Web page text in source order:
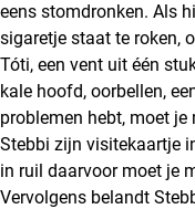
eens stomdronken. Als
sigaretje staat te roken,
Tóti, een vent uit één
kale hoofd, oorbellen,
problemen hebt, moet je
Stebbi zijn visitekaartje
in ruil daarvoor moet je
Vervolgens belandt